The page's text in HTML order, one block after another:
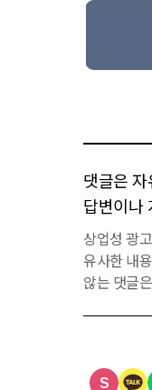
댓글은
답변이나
상업성 광
유사한 내
않는 댓글